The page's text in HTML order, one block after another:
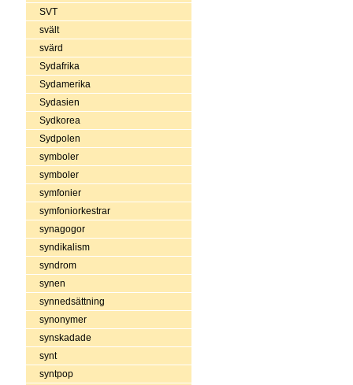
SVT
svält
svärd
Sydafrika
Sydamerika
Sydasien
Sydkorea
Sydpolen
symboler
symboler
symfonier
symfoniorkestrar
synagogor
syndikalism
syndrom
synen
synnedsättning
synonymer
synskadade
synt
syntpop